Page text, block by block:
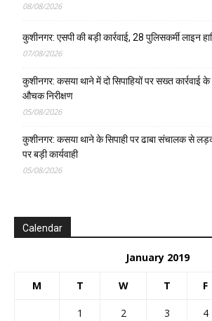
08/08/2026
कुशीनगर: एसपी की बड़ी कार्रवाई, 28 पुलिसकर्मी लाइन
07/08/2026
कुशीनगर: कसया थाने में दो सिपाहियों पर सख्त कार्रवाई
औचक निरीक्षण
05/08/2026
कुशीनगर: कसया थाने के सिपाही पर ढाबा संचालक से
पर बड़ी कार्यवाही
05/08/2026
Calendar
January 2019
M T W T F
1 2 3 4